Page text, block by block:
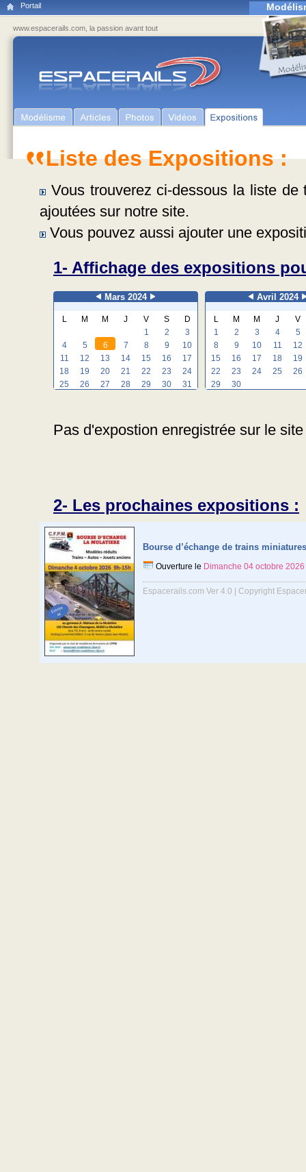
Portail
www.espacerails.com, la passion avant tout
Liste des Expositions :
Vous trouverez ci-dessous la liste
ajoutées sur notre site.
Vous pouvez aussi ajouter une
1- Affichage des expositions
Mars 2024
L M M J V S
D
1
2
3
4
5 6 7 8 9
10
11
12 13 14 15 16
17
18
19 20 21 22 23
24
25
26 27 28 29 30 31
Avril 2024
L M M J
V
1
2 3 4
5
8
9 10 11
12
15
16 17 18
19
22
23 24 25
26
29
30
Pas d'expostion enregistrée sur le
2- Les prochaines expositions :
Bourse d’échange de trains
Ouverture le Dimanche 04 octobre 2026
Espacerails.com Ver 4.0 | Copyright